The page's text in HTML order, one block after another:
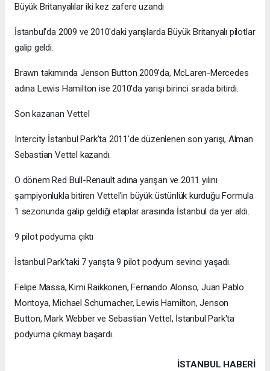
Büyük Britanyalılar iki kez zafere uzandı
İstanbul'da 2009 ve 2010'daki yarışlarda Büyük Britanyalı pilotlar
galip geldi.
Brawn takımında Jenson Button 2009'da, McLaren-Mercedes
adına Lewis Hamilton ise 2010'da yarışı birinci sırada bitirdi.
Son kazanan Vettel
Intercity İstanbul Park'ta 2011'de düzenlenen son yarışı, Alman
Sebastian Vettel kazandı.
O dönem Red Bull-Renault adına yarışan ve 2011 yılını
şampiyonlukla bitiren Vettel'in büyük üstünlük kurduğu Formula
1 sezonunda galip geldiği etaplar arasında İstanbul da yer aldı.
9 pilot podyuma çıktı
İstanbul Park'taki 7 yarışta 9 pilot podyum sevinci yaşadı.
Felipe Massa, Kimi Raikkonen, Fernando Alonso, Juan Pablo
Montoya, Michael Schumacher, Lewis Hamilton, Jenson
Button, Mark Webber ve Sebastian Vettel, İstanbul Park'ta
podyuma çıkmayı başardı.
İSTANBUL HABERİ